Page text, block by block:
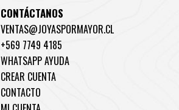
CONTÁCTANOS
VENTAS@JOYASPORMAYOR.CL
+569 7749 4185
WHATSAPP AYUDA
CREAR CUENTA
CONTACTO